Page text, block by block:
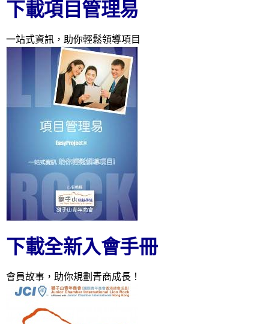
下載項目管理易
一站式資訊，助你輕鬆領導項目
下載全新入會手冊
會員故事，助你規劃青商成長！